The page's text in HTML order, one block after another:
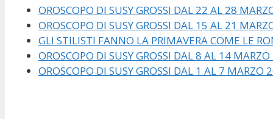
OROSCOPO DI SUSY GROSSI DAL 22 AL 28
OROSCOPO DI SUSY GROSSI DAL 15 AL 21
GLI STILISTI FANNO LA PRIMAVERA COME LE
OROSCOPO DI SUSY GROSSI DAL 8 AL 14
OROSCOPO DI SUSY GROSSI DAL 1 AL 7 MARZO